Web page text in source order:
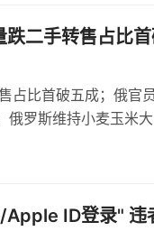
二手转售占比
占比首破五成；俄官
俄罗斯维持小麦玉米
Apple ID登录" 违